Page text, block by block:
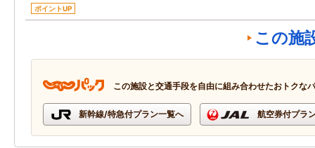
ポイントUP
この施
この施設と交通手段を自由に組み合わせたおトクな
新幹線/特急付プラン一覧へ 航空券付プラ